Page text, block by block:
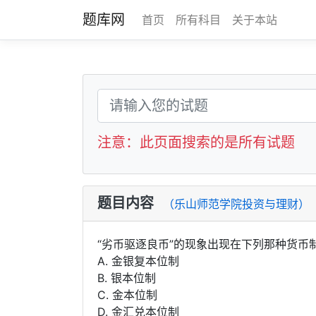
题库网 首页 所有科目 关于本站
注意：此页面搜索的是所有试题
题目内容 （乐山师范学院投资与理财）
“劣币驱逐良币”的现象出现在下列那种货币制
A. 金银复本位制
B. 银本位制
C. 金本位制
D. 金汇兑本位制